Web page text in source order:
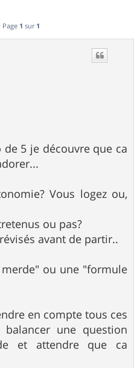
Page 1 sur 1
5 je découvre que ca
Vous logez ou,
ou pas?
avant de partir..
ou une "formule
en compte tous ces
une question
et attendre que ca